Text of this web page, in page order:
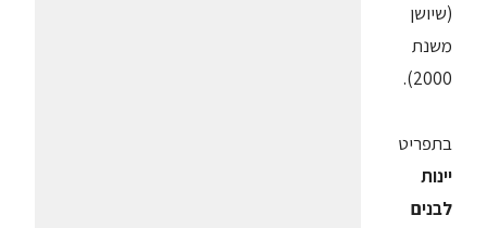
(שיושן
משנת
2000).
בתפריט
יינות
לבנים